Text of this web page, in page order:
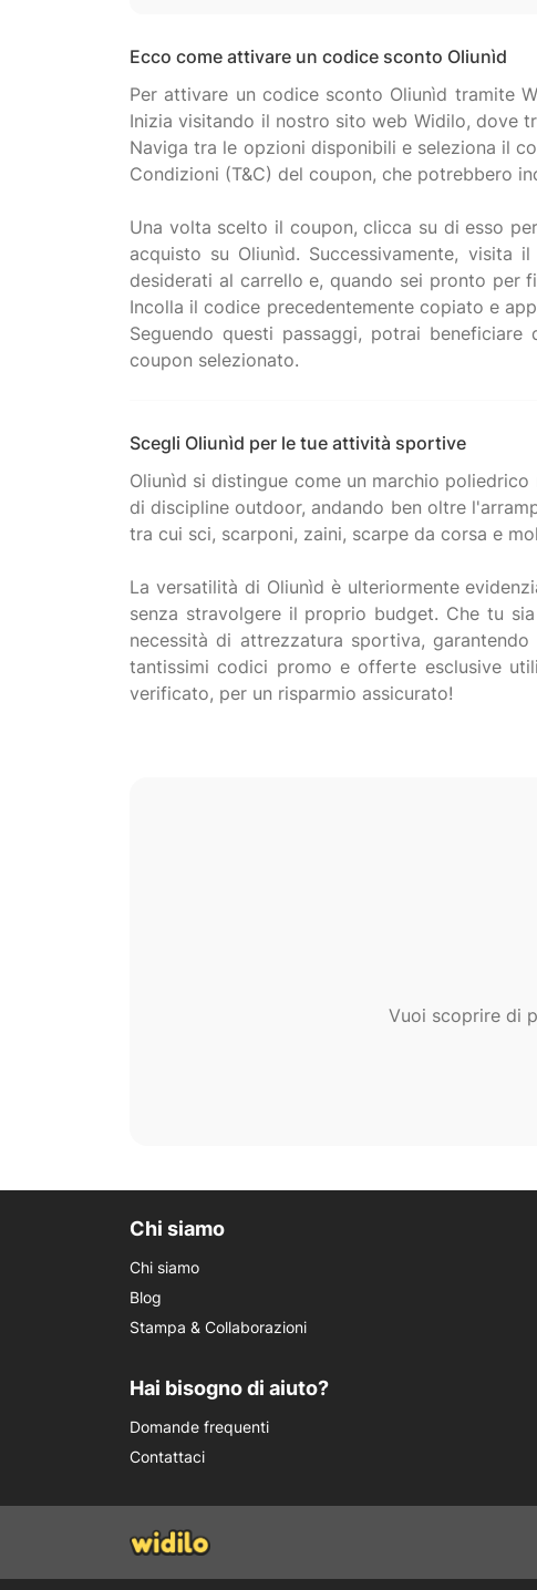
Ecco come attivare un codice sconto Oliunìd
Per attivare un codice sconto Oliunìd tramite
Inizia visitando il nostro sito web Widilo, dove
Naviga tra le opzioni disponibili e seleziona il
Condizioni (T&C) del coupon, che potrebbero
Una volta scelto il coupon, clicca su di esso
acquisto su Oliunìd. Successivamente,
desiderati al carrello e, quando sei pronto per
Incolla il codice precedentemente copiato e
Seguendo questi passaggi, potrai
Scegli Oliunìd per le tue attività sportive
Oliunìd si distingue come un marchio
di discipline outdoor, andando ben oltre
tra cui sci, scarponi, zaini, scarpe da corsa e
La versatilità di Oliunìd è ulteriormente
senza stravolgere il proprio budget. Che tu
necessità di attrezzatura sportiva,
tantissimi codici promo e offerte esclusive
Vuoi scoprire di
Chi siamo
Chi siamo
Blog
Stampa & Collaborazioni
Hai bisogno di aiuto?
Domande frequenti
Contattaci